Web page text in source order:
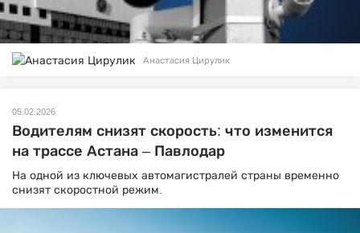
Анастасия Цирулик
05.02.2026
Водителям снизят скорость: что изменится
на трассе Астана – Павлодар
На одной из ключевых автомагистралей страны временно
снизят скоростной режим.